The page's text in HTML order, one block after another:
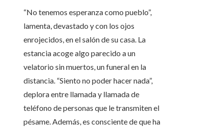
“No tenemos esperanza como pueblo”,
lamenta, devastado y con los ojos
enrojecidos, en el salón de su casa. La
estancia acoge algo parecido a un
velatorio sin muertos, un funeral en la
distancia. “Siento no poder hacer nada”,
deplora entre llamada y llamada de
teléfono de personas que le transmiten el
pésame. Además, es consciente de que ha